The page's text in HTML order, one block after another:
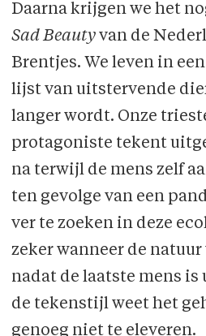
Daarna krijgen we het
Sad Beauty van de
Brentjes. We leven in
lijst van uitstervende
langer wordt. Onze
protagoniste tekent
na terwijl de mens zelf
ten gevolge van een
ver te zoeken in deze
zeker wanneer de
nadat de laatste mens is
de tekenstijl weet het
genoeg niet te eleveren.